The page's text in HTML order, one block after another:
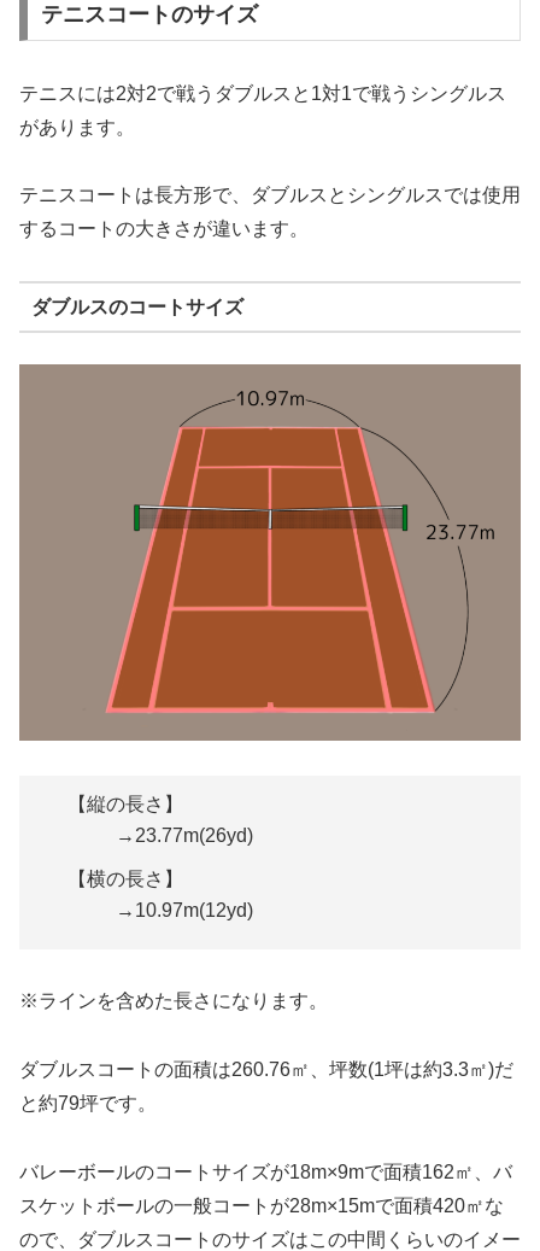
テニスコートのサイズ
テニスには2対2で戦うダブルスと1対1で戦うシングルス
があります。
テニスコートは長方形で、ダブルスとシングルスでは使用
するコートの大きさが違います。
ダブルスのコートサイズ
【縦の長さ】
→23.77m(26yd)
【横の長さ】
→10.97m(12yd)
※ラインを含めた長さになります。
ダブルスコートの面積は260.76㎡、坪数(1坪は約3.3㎡)だ
と約79坪です。
バレーボールのコートサイズが18m×9mで面積162㎡、バ
スケットボールの一般コートが28m×15mで面積420㎡な
ので、ダブルスコートのサイズはこの中間くらいのイメー